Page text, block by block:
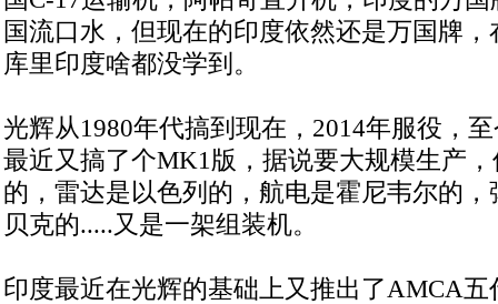
国流口水，但现在的印度依然还是万国牌
库里印度啥都没学到。
光辉从1980年代搞到现在，2014年服役，
最近又搞了个MK1版，据说要大规模生产
的，雷达是以色列的，航电是霍尼韦尔的
贝克的.....又是一架组装机。
印度最近在光辉的基础上又推出了AMCA